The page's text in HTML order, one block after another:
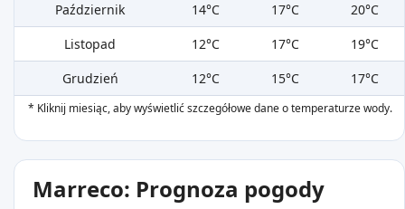
Październik
14°C 17°C
20°C
Listopad
12°C 17°C
19°C
Grudzień
12°C 15°C 17°C
* Kliknij miesiąc, aby wyświetlić szczegółowe dane o temperaturze wody.
Marreco: Prognoza pogody